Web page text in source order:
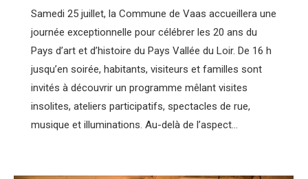
Samedi 25 juillet, la Commune de Vaas accueillera une
journée exceptionnelle pour célébrer les 20 ans du
Pays d’art et d’histoire du Pays Vallée du Loir. De 16 h
jusqu’en soirée, habitants, visiteurs et familles sont
invités à découvrir un programme mêlant visites
insolites, ateliers participatifs, spectacles de rue,
musique et illuminations. Au-delà de l’aspect…